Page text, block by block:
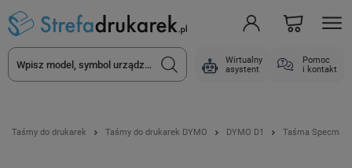
Wirtualny
asystent
Pomoc
i kontakt
Taśmy do drukarek Taśmy do drukarek DYMO DYMO D1 Taśma